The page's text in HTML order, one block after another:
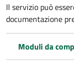
Il servizio può
documentazione
Moduli da